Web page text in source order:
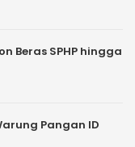
Beras SPHP hingga
Pangan ID